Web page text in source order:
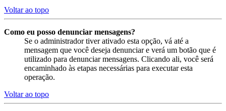
Voltar ao topo
Como eu posso denunciar mensagens?
Se o administrador tiver ativado esta opção, vá até a
mensagem que você deseja denunciar e verá um botão que é
utilizado para denunciar mensagens. Clicando ali, você será
encaminhado às etapas necessárias para executar esta
operação.
Voltar ao topo